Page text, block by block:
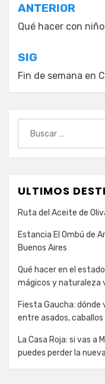
Navegación
de
entradas
ANTERIOR
Qué hacer con
SIG
Fin de semana en
ULTIMOS
Ruta del Aceite de
Estancia El Ombú de
Buenos Aires
Qué hacer en el
mágicos y naturaleza
Fiesta Gaucha:
entre asados,
La Casa Roja: si vas a
puedes perder la